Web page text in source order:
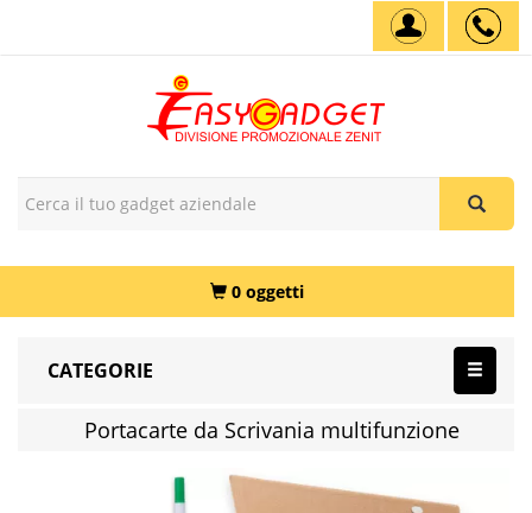
0 oggetti
CATEGORIE
Portacarte da Scrivania multifunzione